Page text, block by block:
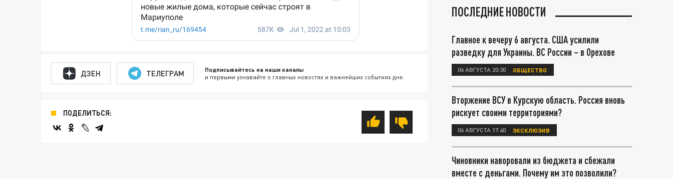
ДЗЕН ТЕЛЕГРАМ Подписывайтесь на наши каналы
и первыми узнавайте о главных новостях и важнейших событиях дня.
ПОДЕЛИТЬСЯ:
ПОСЛЕДНИЕ НОВОСТИ
Главное к вечеру 6 августа. США усилили
разведку для Украины. ВС России – в Орехове
06 АВГУСТА 20:30 ОБЩЕСТВО
Вторжение ВСУ в Курскую область. Россия вновь
рискует своими территориями?
06 АВГУСТА 17:40 ЭКСКЛЮЗИВ
Чиновники наворовали из бюджета и сбежали
вместе с деньгами. Почему им это позволили?